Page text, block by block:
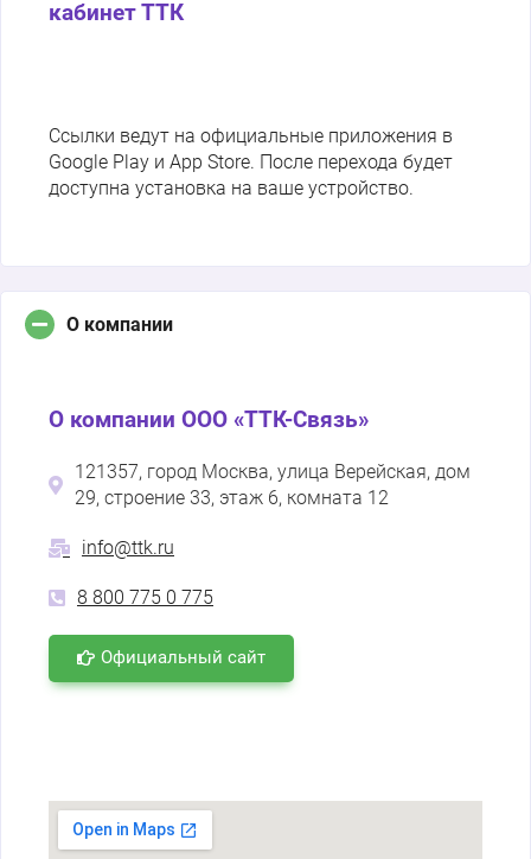
кабинет ТТК
Ссылки ведут на официальные приложения в
Google Play и App Store. После перехода будет
доступна установка на ваше устройство.
О компании
О компании ООО «ТТК-Связь»
121357, город Москва, улица Верейская, дом
29, строение 33, этаж 6, комната 12
info@ttk.ru
8 800 775 0 775
Официальный сайт